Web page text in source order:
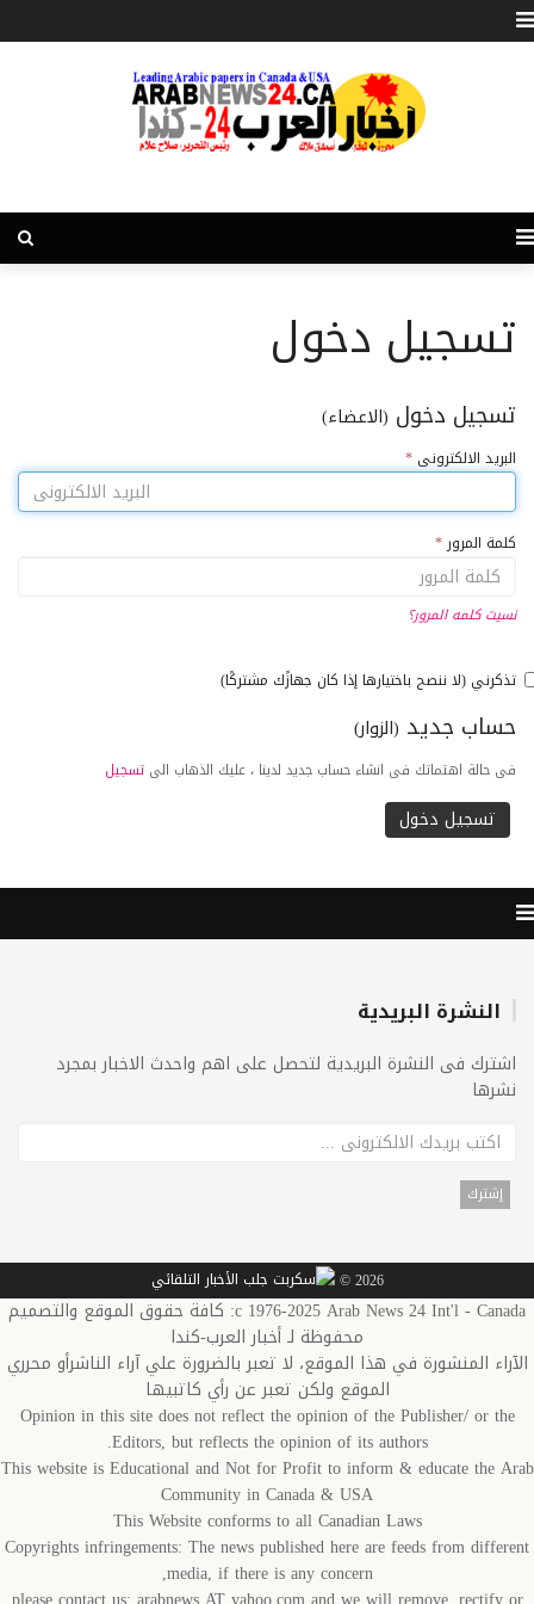
تسجيل دخول
تسجيل دخول (الاعضاء)
البريد الالكترونى *
كلمة المرور *
نسيت كلمه المرور؟
تذكرني (لا ننصح باختيارها إذا كان جهازًك مشتركًا)
حساب جديد (الزوار)
فى حالة اهتماتك فى انشاء حساب جديد لدينا ، عليك الذهاب الى تسجيل
النشرة البريدية
اشترك فى النشرة البريدية لتحصل على اهم واحدث الاخبار بمجرد
نشرها
2026 ©
c 1976-2025 Arab News 24 Int'l - Canada: كافة حقوق الموقع والتصميم
محفوظة لـ أخبار العرب-كندا
الآراء المنشورة في هذا الموقع، لا تعبر بالضرورة علي آراء الناشرأو محرري
الموقع ولكن تعبر عن رأي كاتبيها
Opinion in this site does not reflect the opinion of the Publisher/ or the
Editors, but reflects the opinion of its authors.
This website is Educational and Not for Profit to inform & educate the Arab
Community in Canada & USA
This Website conforms to all Canadian Laws
Copyrights infringements: The news published here are feeds from different
media, if there is any concern,